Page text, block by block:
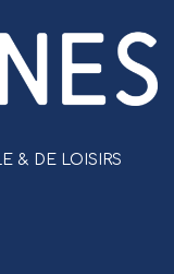
& DE LOISIRS